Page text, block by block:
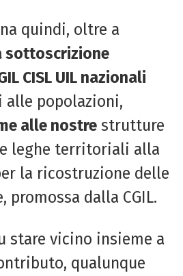
quindi, oltre a
sottoscrizione
CISL UIL nazionali
alle popolazioni,
alle nostre strutture
leghe territoriali alla
la ricostruzione delle
promossa dalla CGIL.
stare vicino insieme a
qualunque